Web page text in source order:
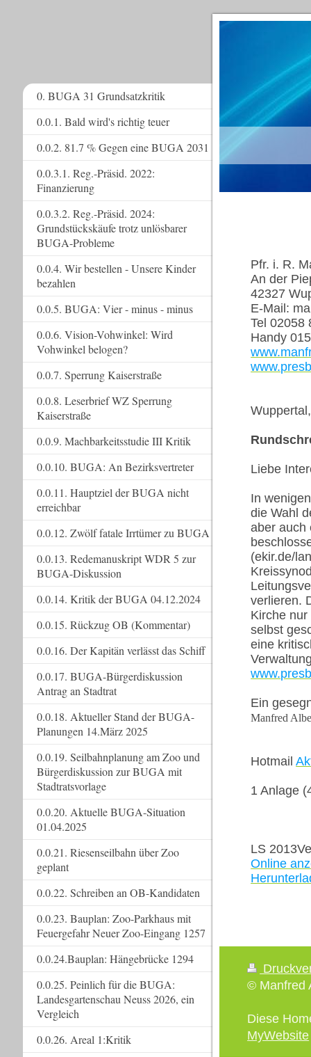
Pfr. i. R.
An der
42327
E-Mail:
Tel 02058
Handy
Liebe
In
die Wahl
aber auch
(ekir.de/
verlieren.
Kirche
selbst
eine
Ein
Manfred
Hotmail
1 Anlage
LS
Online
© Manfred
Diese
MyWebsite
0. BUGA 31 Grundsatzkritik
0.0.1. Bald wird's richtig teuer
0.0.2. 81.7 % Gegen eine BUGA 2031
0.0.3.1. Reg.-Präsid. 2022:
Finanzierung
0.0.3.2. Reg.-Präsid. 2024:
Grundstückskäufe trotz unlösbarer
BUGA-Probleme
0.0.4. Wir bestellen - Unsere Kinder
bezahlen
0.0.5. BUGA: Vier - minus - minus
0.0.6. Vision-Vohwinkel: Wird
Vohwinkel belogen?
0.0.7. Sperrung Kaiserstraße
0.0.8. Leserbrief WZ Sperrung
Kaiserstraße
0.0.9. Machbarkeitsstudie III Kritik
0.0.10. BUGA: An Bezirksvertreter
0.0.11. Hauptziel der BUGA nicht
erreichbar
0.0.12. Zwölf fatale Irrtümer zu BUGA
0.0.13. Redemanuskript WDR 5 zur
BUGA-Diskussion
0.0.14. Kritik der BUGA 04.12.2024
0.0.15. Rückzug OB (Kommentar)
0.0.16. Der Kapitän verlässt das Schiff
0.0.17. BUGA-Bürgerdiskussion
Antrag an Stadtrat
0.0.18. Aktueller Stand der BUGA-
Planungen 14.März 2025
0.0.19. Seilbahnplanung am Zoo und
Bürgerdiskussion zur BUGA mit
Stadtratsvorlage
0.0.20. Aktuelle BUGA-Situation
01.04.2025
0.0.21. Riesenseilbahn über Zoo
geplant
0.0.22. Schreiben an OB-Kandidaten
0.0.23. Bauplan: Zoo-Parkhaus mit
Feuergefahr Neuer Zoo-Eingang 1257
0.0.24.Bauplan: Hängebrücke 1294
0.0.25. Peinlich für die BUGA:
Landesgartenschau Neuss 2026, ein
Vergleich
0.0.26. Areal 1:Kritik